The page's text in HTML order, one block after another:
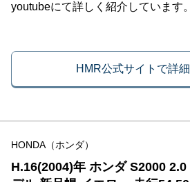
youtubeにて詳しく紹介しています
HMR公式サイトで詳
HONDA（ホンダ）
H.16(2004)年 ホンダ S2000